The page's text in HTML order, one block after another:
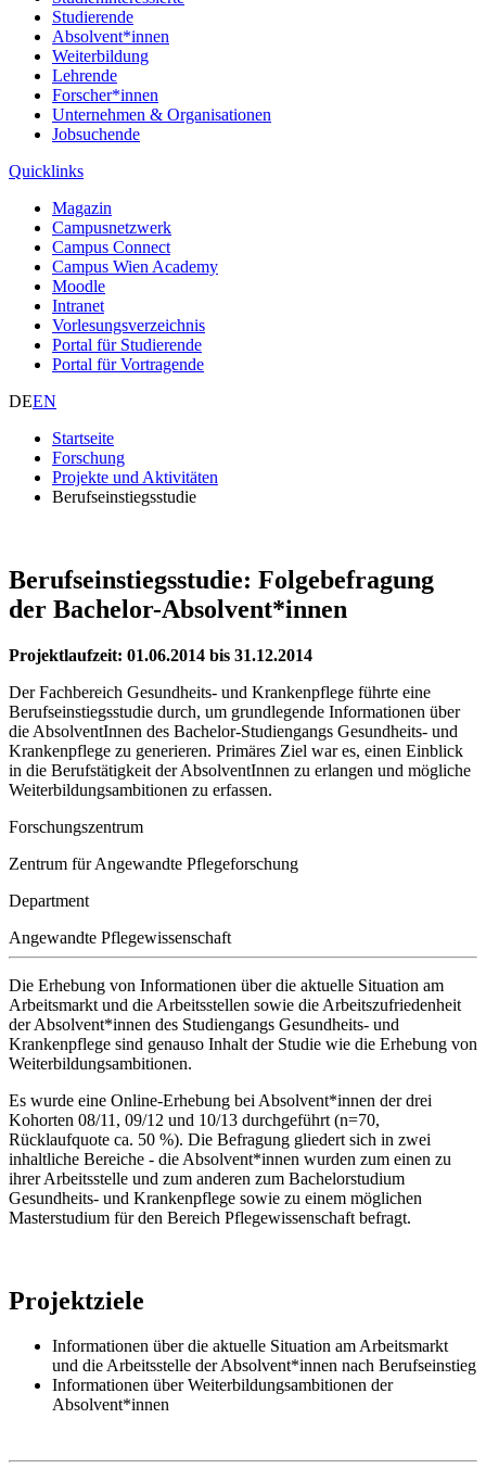
Studierende
Absolvent*innen
Weiterbildung
Lehrende
Forscher*innen
Unternehmen & Organisationen
Jobsuchende
Quicklinks
Magazin
Campusnetzwerk
Campus Connect
Campus Wien Academy
Moodle
Intranet
Vorlesungsverzeichnis
Portal für Studierende
Portal für Vortragende
DEEN
Startseite
Forschung
Projekte und Aktivitäten
Berufseinstiegsstudie
Berufseinstiegsstudie: Folgebefragung
der Bachelor-Absolvent*innen
Projektlaufzeit: 01.06.2014 bis 31.12.2014
Der Fachbereich Gesundheits- und Krankenpflege führte eine
Berufseinstiegsstudie durch, um grundlegende Informationen über
die AbsolventInnen des Bachelor-Studiengangs Gesundheits- und
Krankenpflege zu generieren. Primäres Ziel war es, einen Einblick
in die Berufstätigkeit der AbsolventInnen zu erlangen und mögliche
Weiterbildungsambitionen zu erfassen.
Forschungszentrum
Zentrum für Angewandte Pflegeforschung
Department
Angewandte Pflegewissenschaft
Die Erhebung von Informationen über die aktuelle Situation am
Arbeitsmarkt und die Arbeitsstellen sowie die Arbeitszufriedenheit
der Absolvent*innen des Studiengangs Gesundheits- und
Krankenpflege sind genauso Inhalt der Studie wie die Erhebung von
Weiterbildungsambitionen.
Es wurde eine Online-Erhebung bei Absolvent*innen der drei
Kohorten 08/11, 09/12 und 10/13 durchgeführt (n=70,
Rücklaufquote ca. 50 %). Die Befragung gliedert sich in zwei
inhaltliche Bereiche - die Absolvent*innen wurden zum einen zu
ihrer Arbeitsstelle und zum anderen zum Bachelorstudium
Gesundheits- und Krankenpflege sowie zu einem möglichen
Masterstudium für den Bereich Pflegewissenschaft befragt.
Projektziele
Informationen über die aktuelle Situation am Arbeitsmarkt
und die Arbeitsstelle der Absolvent*innen nach Berufseinstieg
Informationen über Weiterbildungsambitionen der
Absolvent*innen